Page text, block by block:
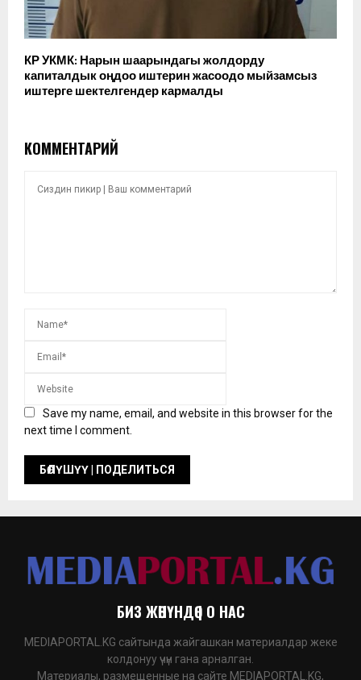
КР УКМК: Нарын шаарындагы жолдорду
капиталдык оңдоо иштерин жасоодо мыйзамсыз
иштерге шектелгендер кармалды
КОММЕНТАРИЙ
Save my name, email, and website in this browser for the
next time I comment.
БИЗ ЖӨНҮНДӨ | О НАС
MEDIAPORTAL.KG сайтында жайгашкан материалдар жеке
колдонуу үчүн гана арналган.
Материалы, размещенные на сайте MEDIAPORTAL.KG,